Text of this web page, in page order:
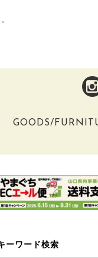
GOODS/
ーワード検索